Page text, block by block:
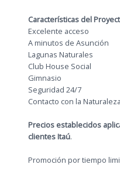
Características del
Excelente acceso
A minutos de Asunción
Lagunas Naturales
Club House Social
Gimnasio
Seguridad 24/7
Contacto con la Naturaleza
Precios establecidos
clientes Itaú.
Promoción por tiempo